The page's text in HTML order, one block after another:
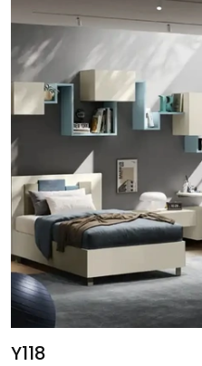
Y118